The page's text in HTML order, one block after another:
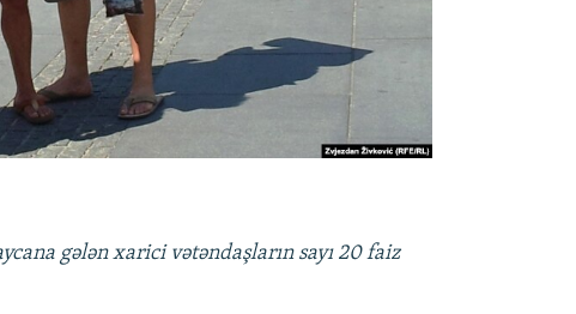
gələn xarici vətəndaşların sayı 20 faiz